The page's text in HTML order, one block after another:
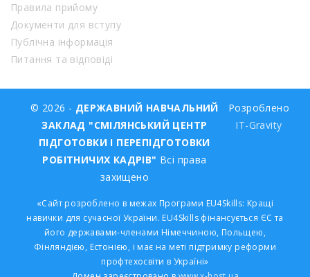
Правила прийому
Документи для вступу
Публічна інформація
Питання та відповіді
© 2026 - ДЕРЖАВНИЙ НАВЧАЛЬНИЙ
ЗАКЛАД "СМІЛЯНСЬКИЙ ЦЕНТР
ПІДГОТОВКИ І ПЕРЕПІДГОТОВКИ
РОБІТНИЧИХ КАДРІВ" Всі права
захищено
Розроблено
IT-Gravity
«Сайт розроблено в межах Програми EU4Skills: Кращі
навички для сучасної України. EU4Skills фінансується ЄС та
його державами-членами Німеччиною, Польщею,
Фінляндією, Естонією, і має на меті підтримку реформи
профтехосвіти в Україні»